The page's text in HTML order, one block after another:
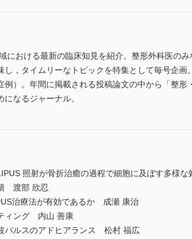
における最新の臨床知見を紹介。整形外科医の
，タイムリーなトピックを特集として毎号企
例）。年間に掲載される投稿論文の中から「整
なるジャーナル。
照射が骨折治癒の過程で細胞に及ぼす多様
渡部 欣忍
治療法が有効であるか 成瀬 康治
ィング 内山 善康
パルスのアドヒアランス 松村 福広